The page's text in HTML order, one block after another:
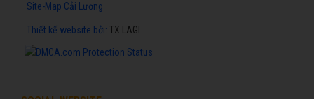
Site-Map Cải Lương
Thiết kế website bởi: TX LAGI